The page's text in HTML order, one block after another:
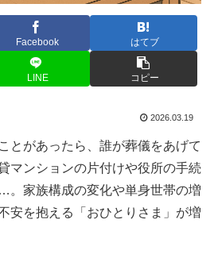
Facebook はてブ
LINE コピー
2026.03.19
とがあったら、誰が葬儀をあげて
マンションの片付けや役所の手続
家族構成の変化や単身世帯の増
安を抱える「おひとりさま」が増